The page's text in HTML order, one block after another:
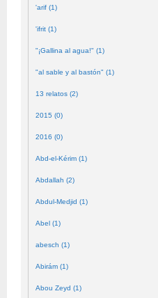
'arif (1)
'ifrit (1)
"¡Gallina al agua!" (1)
"al sable y al bastón" (1)
13 relatos (2)
2015 (0)
2016 (0)
Abd-el-Kérim (1)
Abdallah (2)
Abdul-Medjid (1)
Abel (1)
abesch (1)
Abirám (1)
Abou Zeyd (1)